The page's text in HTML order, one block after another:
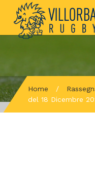
Home /
del 18 Dicembre